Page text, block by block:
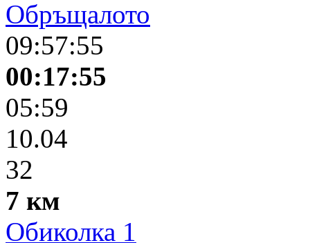
Обръщалото
09:57:55
00:17:55
05:59
10.04
32
7 км
Обиколка 1